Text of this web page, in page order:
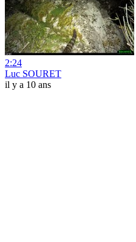
2:24
Luc SOURET
il y a 10 ans